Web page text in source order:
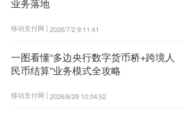
业务落地
移动支付网 | 2026/7/2 9:11:41
一图看懂“多边央行数字货币桥+跨境人
民币结算”业务模式全攻略
移动支付网 | 2026/6/29 10:04:52